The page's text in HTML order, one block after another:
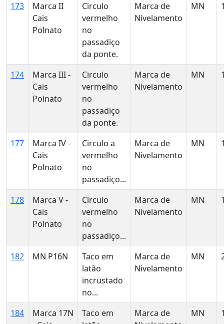
173
Marca II
Cais
Polnato
Circulo
vermelho
no
passadiço
da ponte.
Marca de
Nivelamento
MN
174
Marca III -
Cais
Polnato
Circulo
vermelho
no
passadiço
da ponte.
Marca de
Nivelamento
MN
177
Marca IV -
Cais
Polnato
Circulo a
vermelho
no
passadiço...
Marca de
Nivelamento
MN
178
Marca V -
Cais
Polnato
Circulo
vermelho
no
passadiço...
Marca de
Nivelamento
MN
182 MN P16N
Taco em
latão
incrustado
no...
Marca de
Nivelamento
MN
184
Marca 17N
Taco em
Marca de
MN